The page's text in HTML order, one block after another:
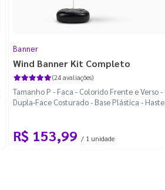
Banner
Wind Banner Kit Completo
(24 avaliações)
Tamanho P - Faca - Colorido Frente e Verso -
Dupla-Face Costurado - Base Plástica - Haste
R$ 153,99 / 1 unidade